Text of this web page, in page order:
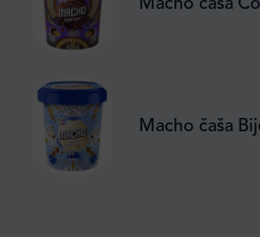
Macho čaša
Macho čaša